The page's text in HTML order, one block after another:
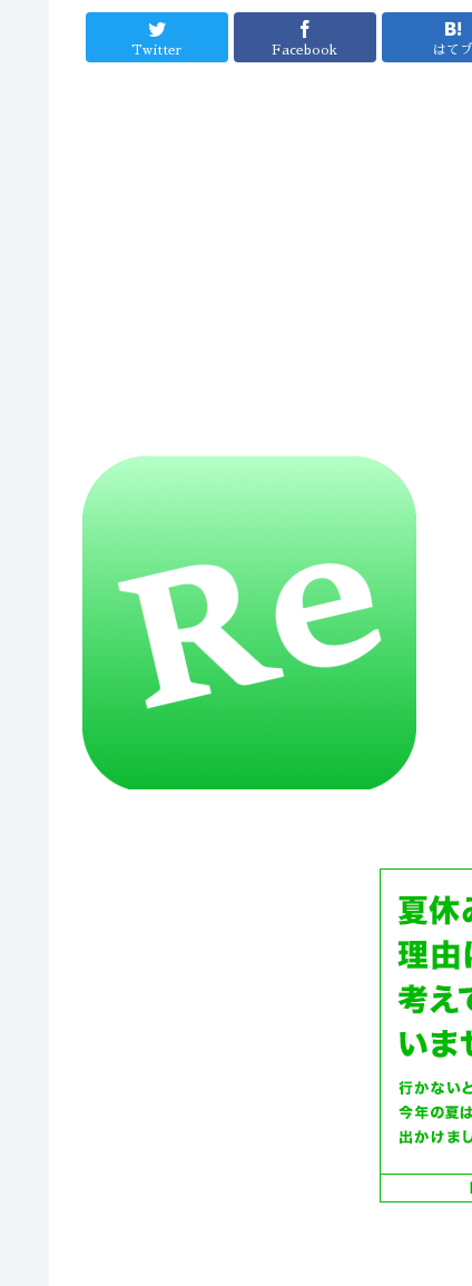
Twitter Facebook はてブ